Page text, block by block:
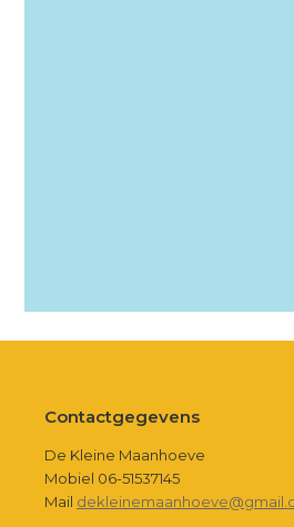
Footer
Contactgegevens
De Kleine Maanhoeve
Mobiel 06-51537145
Mail